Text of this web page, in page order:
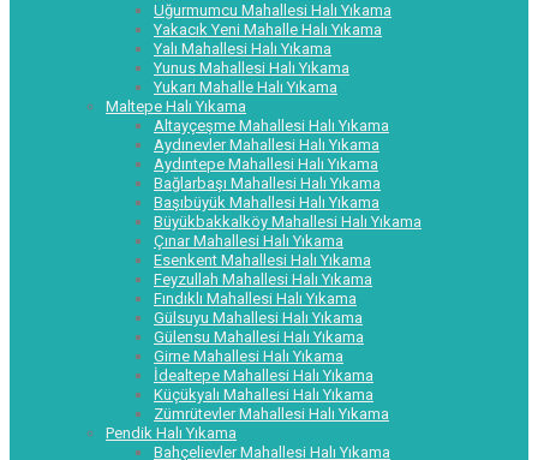
Uğurmumcu Mahallesi Halı Yıkama
Yakacık Yeni Mahalle Halı Yıkama
Yalı Mahallesi Halı Yıkama
Yunus Mahallesi Halı Yıkama
Yukarı Mahalle Halı Yıkama
Maltepe Halı Yıkama
Altayçeşme Mahallesi Halı Yıkama
Aydınevler Mahallesi Halı Yıkama
Aydıntepe Mahallesi Halı Yıkama
Bağlarbaşı Mahallesi Halı Yıkama
Başıbüyük Mahallesi Halı Yıkama
Büyükbakkalköy Mahallesi Halı Yıkama
Çınar Mahallesi Halı Yıkama
Esenkent Mahallesi Halı Yıkama
Feyzullah Mahallesi Halı Yıkama
Fındıklı Mahallesi Halı Yıkama
Gülsuyu Mahallesi Halı Yıkama
Gülensu Mahallesi Halı Yıkama
Girne Mahallesi Halı Yıkama
İdealtepe Mahallesi Halı Yıkama
Küçükyalı Mahallesi Halı Yıkama
Zümrütevler Mahallesi Halı Yıkama
Pendik Halı Yıkama
Bahçelievler Mahallesi Halı Yıkama